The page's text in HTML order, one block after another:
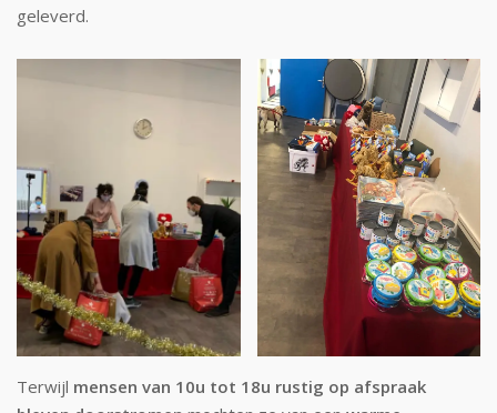
geleverd.
Terwijl mensen van 10u tot 18u rustig op afspraak